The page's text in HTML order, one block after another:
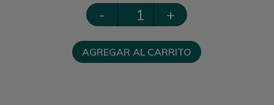
- +
AGREGAR AL CARRITO